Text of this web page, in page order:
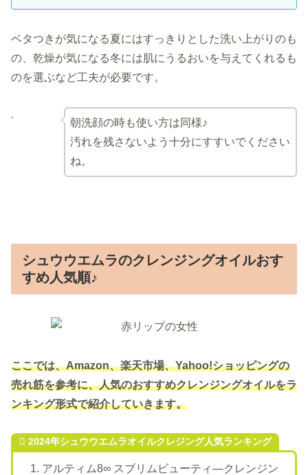
ベタつきが気になる夏にはすっきりとした洗い上がりのも
の、乾燥が気になる冬には肌にうるおいを与えてくれるも
のを選ぶなど工夫が必要です。
朝洗顔の時も使い方は同様♪
汚れを残さないよう十分にすすいでください
ね。
シュウウエムラのクレンジングオイルおす
すめ人気順♪
ここでは、Amazon、楽天市場、Yahoo!ショッピングの
売れ筋を参考に、人気のおすすめクレンジングオイルをラ
ンキング形式で紹介していきます。
2024年シュウウエムラオイルクレジング人気ランキング
アルティム8∞ スブリムビューティ―クレンジン